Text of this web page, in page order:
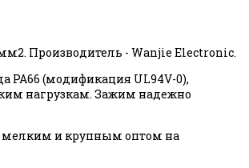
Производитель - Wanjie Electronic.
PA66 (модификация UL94V-0),
нагрузкам. Зажим надежно
мелким и крупным оптом на